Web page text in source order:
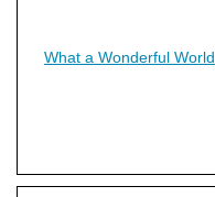
What a Wonderful World